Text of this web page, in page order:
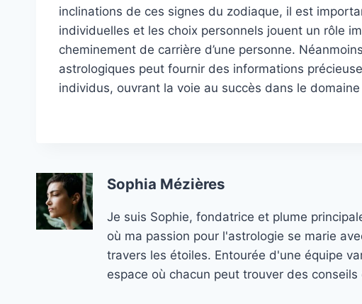
inclinations de ces signes du zodiaque, il est
individuelles et les choix personnels jouent un rôle
cheminement de carrière d’une personne.
astrologiques peut fournir des informations
individus, ouvrant la voie au succès dans le
Sophia Mézières
Je suis Sophie, fondatrice et plume
où ma passion pour l'astrologie se marie
travers les étoiles. Entourée d'une équipe
espace où chacun peut trouver des